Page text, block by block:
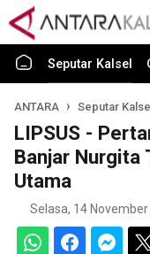
Seputar Kalsel
ANTARA Seputar Kalsel
LIPSUS -
Banjar Nurgita
Utama
Selasa, 14